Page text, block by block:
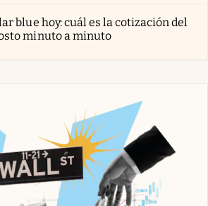
blue hoy: cuál es la cotización del
minuto a minuto